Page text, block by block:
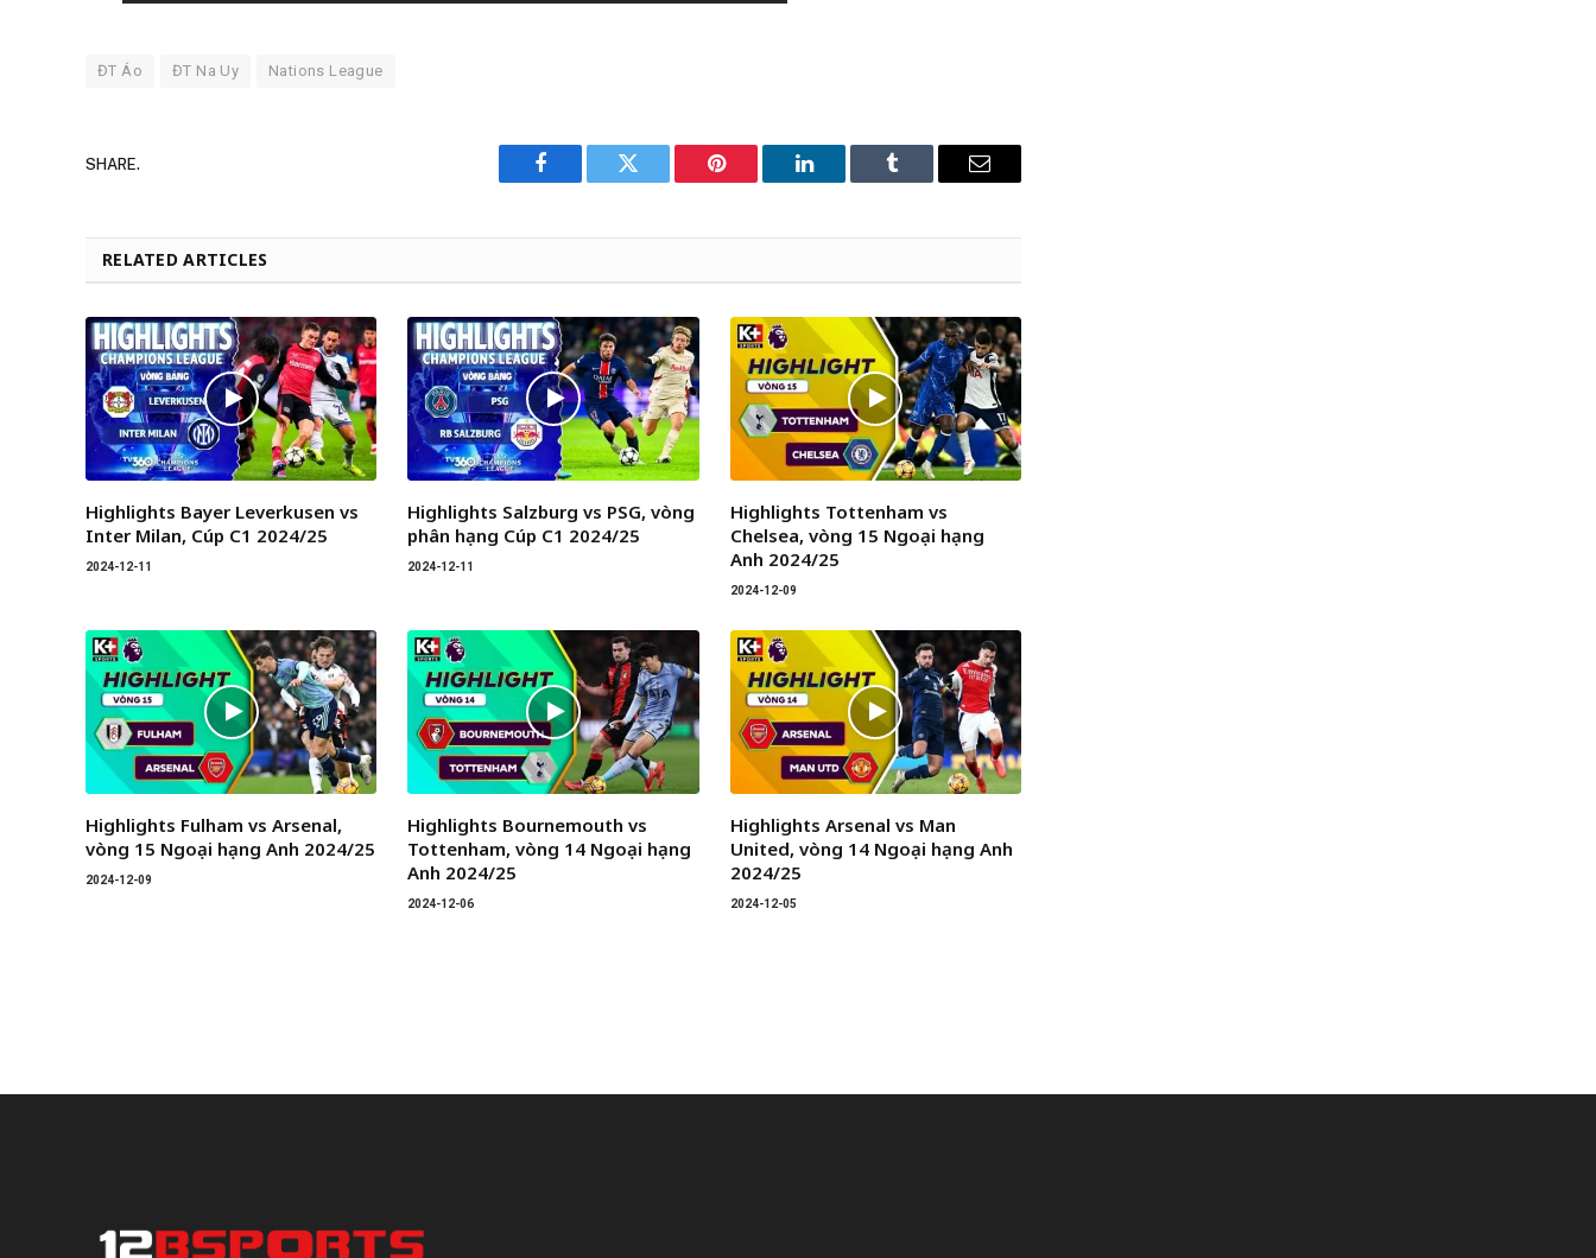
ĐT Áo ĐT Na Uy Nations League
SHARE.
Facebook Twitter Pinterest LinkedIn Tumblr Email
RELATED ARTICLES
Highlights Bayer Leverkusen vs
Inter Milan, Cúp C1 2024/25
2024-12-11
Highlights Salzburg vs PSG, vòng
phân hạng Cúp C1 2024/25
2024-12-11
Highlights Tottenham vs
Chelsea, vòng 15 Ngoại hạng
Anh 2024/25
2024-12-09
Highlights Fulham vs Arsenal,
vòng 15 Ngoại hạng Anh 2024/25
2024-12-09
Highlights Bournemouth vs
Tottenham, vòng 14 Ngoại hạng
Anh 2024/25
2024-12-06
Highlights Arsenal vs Man
United, vòng 14 Ngoại hạng Anh
2024/25
2024-12-05